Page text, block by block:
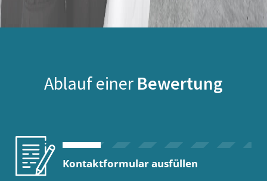
Ablauf einer Bewertung
Kontaktformular ausfüllen